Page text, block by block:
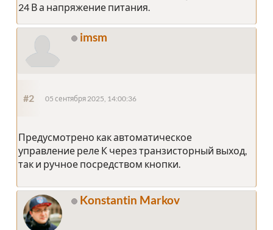
24 В а напряжение питания.
imsm
#2 05 сентября 2025, 14:00:36
Предусмотрено как автоматическое
управление реле К через транзисторный выход,
так и ручное посредством кнопки.
Konstantin Markov